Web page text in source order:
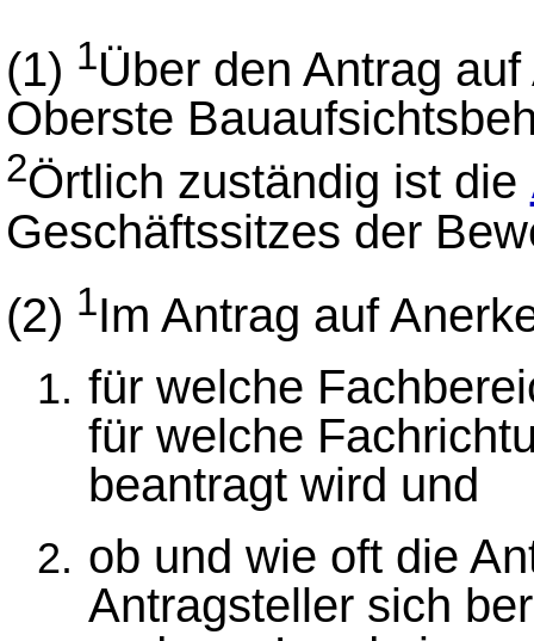
(1) 1Über den Antrag
Oberste
2Örtlich zuständig ist die
Geschäftssitzes der
(2) 1Im Antrag auf
für welche
für welche
beantragt wird und
ob und wie oft die
Antragsteller sich